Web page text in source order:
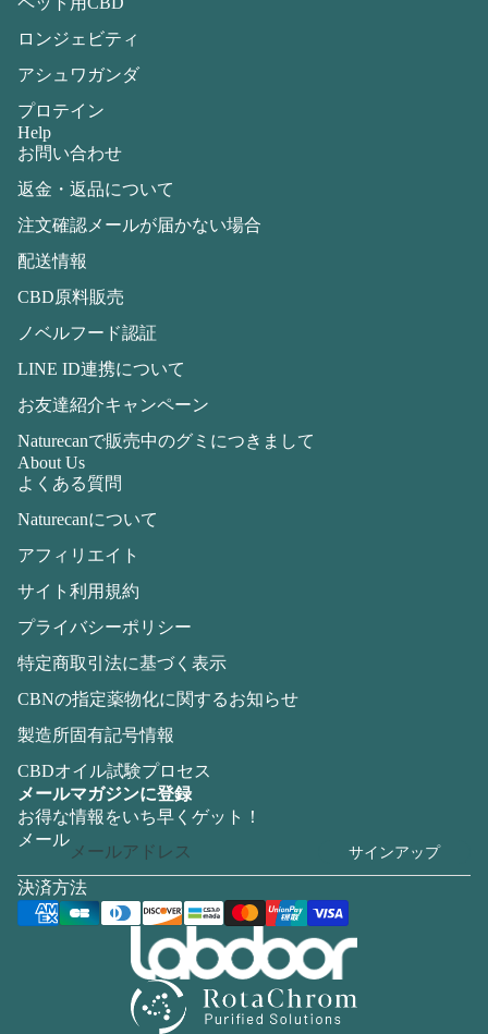
ロンジェビティ
アシュワガンダ
プロテイン
Help
お問い合わせ
返金・返品について
注文確認メールが届かない場合
配送情報
CBD原料販売
ノベルフード認証
LINE ID連携について
お友達紹介キャンペーン
Naturecanで販売中のグミにつきまして
About Us
よくある質問
Naturecanについて
アフィリエイト
サイト利用規約
プライバシーポリシー
特定商取引法に基づく表示
CBNの指定薬物化に関するお知らせ
製造所固有記号情報
CBDオイル試験プロセス
メールマガジンに登録
お得な情報をいち早くゲット！
メール
サインアップ
決済方法